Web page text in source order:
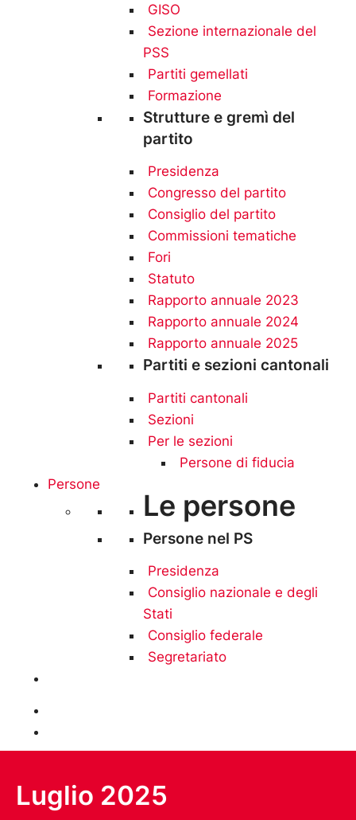
GISO
Sezione internazionale del
PSS
Partiti gemellati
Formazione
Strutture e gremì del
partito
Presidenza
Congresso del partito
Consiglio del partito
Commissioni tematiche
Fori
Statuto
Rapporto annuale 2023
Rapporto annuale 2024
Rapporto annuale 2025
Partiti e sezioni cantonali
Partiti cantonali
Sezioni
Per le sezioni
Persone di fiducia
Persone
Le persone
Persone nel PS
Presidenza
Consiglio nazionale e degli
Stati
Consiglio federale
Segretariato
Luglio 2025